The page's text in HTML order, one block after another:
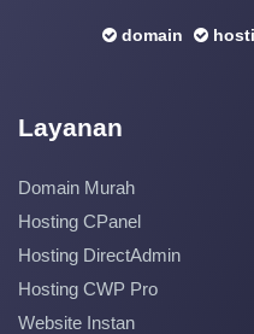
domain
Layanan
Domain Murah
Hosting CPanel
Hosting DirectAdmin
Hosting CWP Pro
Website Instan